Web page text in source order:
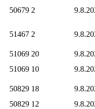
50679 2
51467 2
51069 20
51069 10
50829 18
50829 12